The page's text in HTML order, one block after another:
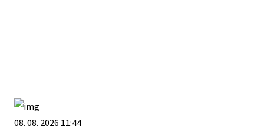
08. 08. 2026 11:44